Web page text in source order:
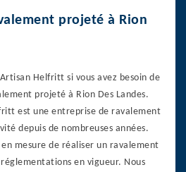
projeté à Rion
Helfritt si vous avez besoin de
projeté à Rion Des Landes.
est une entreprise de ravalement
depuis de nombreuses années.
mesure de réaliser un ravalement
en vigueur. Nous